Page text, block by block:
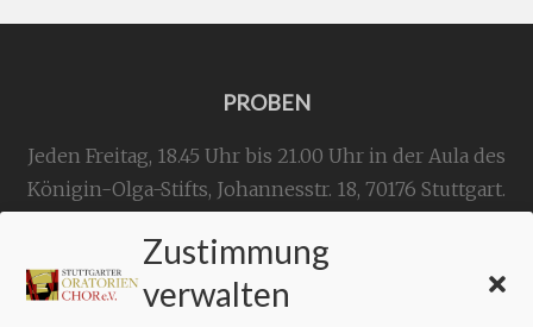
Zustimmung
verwalten
PROBEN
Jeden Freitag, 18.45 Uhr bis 21.00 Uhr in der Aula des
Königin-Olga-Stifts, Johannesstr. 18, 70176 Stuttgart.
KONTAKT
Geschäftsstelle: